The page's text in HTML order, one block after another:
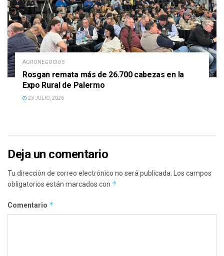
AGRONEGOCIOS
Rosgan remata más de 26.700 cabezas en la
Expo Rural de Palermo
23 JULIO, 2026
Deja un comentario
Tu dirección de correo electrónico no será publicada. Los campos
obligatorios están marcados con *
Comentario *